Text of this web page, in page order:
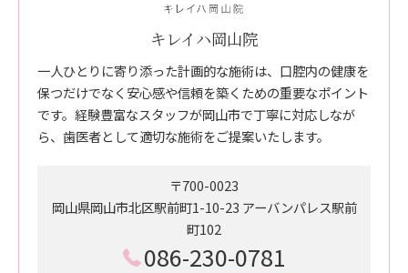
キレイハ岡山院
一人ひとりに寄り添った計画的な施術は、口腔内の健康を
保つだけでなく安心感や信頼を築くための重要なポイント
です。経験豊富なスタッフが岡山市で丁寧に対応しなが
ら、歯医者として適切な施術をご提案いたします。
〒700-0023
岡山県岡山市北区駅前町1-10-23 アーバンパレス駅前
町102
086-230-0781